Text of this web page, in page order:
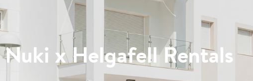
Nuki x Helgafell Rentals